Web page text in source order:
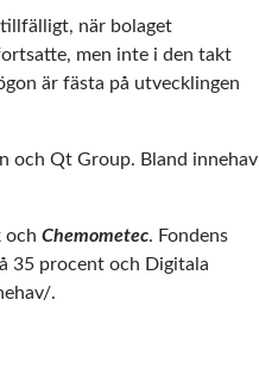
när bolaget
men inte i den takt
är fästa på utvecklingen
och Qt Group. Bland innehav
och Chemometec. Fondens
35 procent och Digitala
.